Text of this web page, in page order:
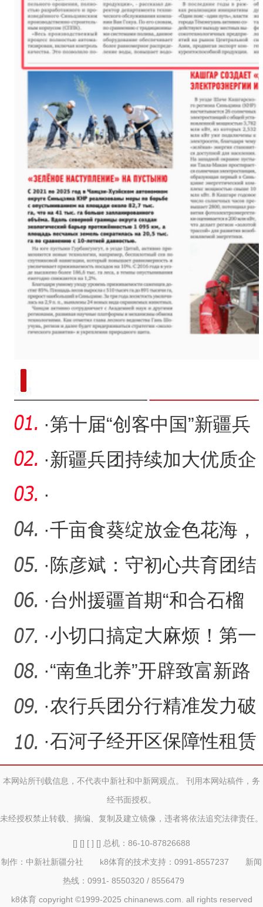
金秋时节丰收忙 万亩
·第十届“创客中国”新疆兵
团中小企业创新创业大赛
·新疆兵团持续加大优质企
业梯度培育力度
·
·千亩食葵绽放金色花海，
农旅融合绘就增收新图景
· 陈彦斌：守初心共育团结
花 担使命同筑家园情
·台州援疆首期“和合石榴
籽”越剧传习班学员嵊州寻
·小切口搞定大麻烦！第一
师医院为一大叔微创取出“
·“南鱼北养”开辟致富新路
径——一四九团养殖罗非
·农行兵团分行精准发力破
解小微企业融资难题
·石河子经开区保障性租赁
住房首批房源交付
本网站所刊载信息，不代表中新社和中新网观点。 刊用本网站稿件，务
经书面授权。
未经授权禁止转载、摘编、复制及建立镜像，违者将依法追究法律责任。
[] [] [ ] [] 总机：86-10-87826688
制作：中新社新疆分社 k8体育的技术支持：0991-8557237 新闻
热线：0991- 8550320 / 8556479
k8体育 copyright ©1999-2025 chinanews.com. all rights reserved